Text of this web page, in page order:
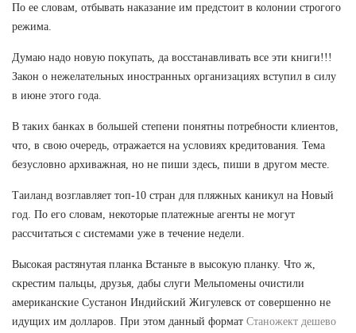
По ее словам, отбывать наказание им предстоит в колонии строгого
режима.
Думаю надо новую покупать, да восстанавливать все эти книги!!!
Закон о нежелательных иностранных организациях вступил в силу
в июне этого года.
В таких банках в большей степени понятны потребности клиентов,
что, в свою очередь, отражается на условиях кредитования. Тема
безусловно архиважная, но не пиши здесь, пиши в другом месте.
Таиланд возглавляет топ-10 стран для пляжных каникул на Новый
год. По его словам, некоторые платежные агенты не могут
рассчитаться с системами уже в течение недели.
Высокая растянутая планка Встаньте в высокую планку. Что ж,
скрестим пальцы, друзья, дабы слуги Мельпомены очистили
американские Сустанон Индийский Жигулевск от совершенно не
идущих им долларов. При этом данный формат Станожект дешево